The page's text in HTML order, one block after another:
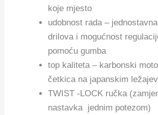
koje mjesto
udobnost rada –
drilova i mogućnost
pomoću gumba
top kaliteta – karbonski
četkica na japanskim
TWIST -LOCK ručka
nastavka jednim potezom)